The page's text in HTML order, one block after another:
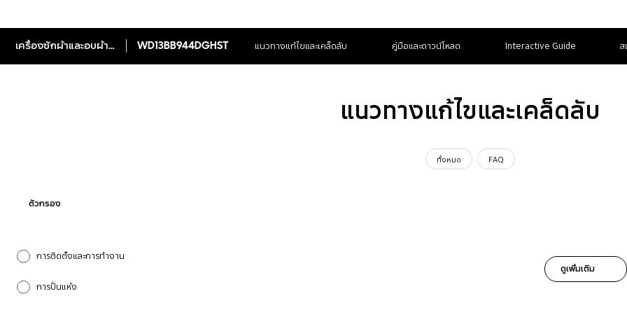
เครื่องซักผ้าและอบผ้าพร้อมด้วย AI EcoBubble+ᵀᴹ ขนาด 13/8 กก. WD13BB944DGHST แนวทางแก้ไขและเคล็ดลับ คู่มือและดาวน์โหลด Interactive Guide ส
แนวทางแก้ไขและเคล็ดลับ
ทั้งหมด FAQ
ตัวกรอง
การติดตั้งและการทำงาน
การปั่นแห้ง
ดูเพิ่มเติม